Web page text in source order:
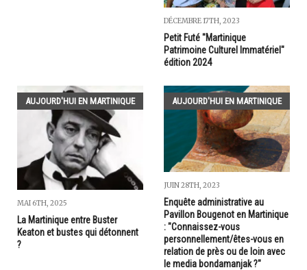
DÉCEMBRE 17TH, 2023
Petit Futé "Martinique
Patrimoine Culturel Immatériel"
édition 2024
AUJOURD'HUI EN MARTINIQUE
MAI 6TH, 2025
La Martinique entre Buster
Keaton et bustes qui détonnent
?
AUJOURD'HUI EN MARTINIQUE
JUIN 28TH, 2023
Enquête administrative au
Pavillon Bougenot en Martinique
: "Connaissez-vous
personnellement/êtes-vous en
relation de près ou de loin avec
le media bondamanjak ?"